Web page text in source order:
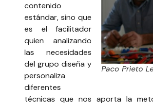
Paco Prieto
contenido
estándar, sino que
es el facilitador
quien analizando
las necesidades
del grupo diseña y
personaliza
diferentes
técnicas que nos aporta la